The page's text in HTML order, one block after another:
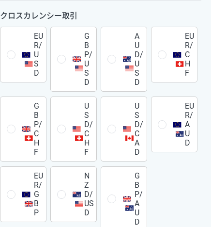
クロスカレンシー取引
EU
R/
U
S
D
G
B
P/
U
S
D
A
U
D/
U
S
D
EU
R/
C
H
F
G
B
P/
C
H
F
U
S
D/
C
H
F
U
S
D/
C
A
D
EU
R/
A
U
D
EU
R/
G
B
P
N
Z
D/
US
D
G
B
P/
A
U
D